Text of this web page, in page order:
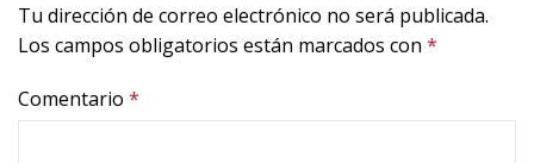
Tu dirección de correo electrónico no será publicada.
Los campos obligatorios están marcados con *
Comentario *